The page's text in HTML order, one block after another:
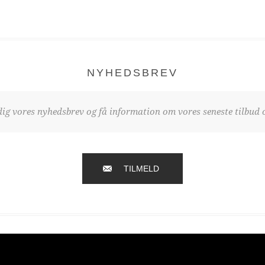
NYHEDSBREV
vores nyhedsbrev og få information om vores seneste tilbud
TILMELD